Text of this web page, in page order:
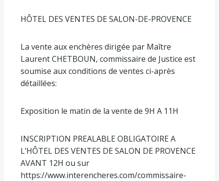
HÔTEL DES VENTES DE SALON-DE-PROVENCE
La vente aux enchères dirigée par Maître
Laurent CHETBOUN, commissaire de Justice est
soumise aux conditions de ventes ci-après
détaillées:
Exposition le matin de la vente de 9H A 11H
INSCRIPTION PREALABLE OBLIGATOIRE A
L’HÔTEL DES VENTES DE SALON DE PROVENCE
AVANT 12H ou sur
https://www.interencheres.com/commissaire-